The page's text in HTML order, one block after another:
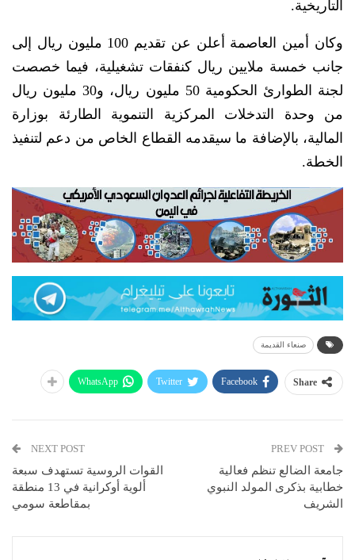
التاريخية.
وكان أمين العاصمة أعلن عن تقديم 100 مليون ريال إلى
جانب خمسة ملايين ريال كنفقات تشغيلية، فيما خصصت
لجنة الطوارئ الحكومية 50 مليون ريال، و30 مليون ريال
من وحدة التدخلات المركزية التنموية الطارئة بوزارة
المالية، بالإضافة ما سيقدمه القطاع الخاص من دعم لتنفيذ
الخطة.
صنعاء القديمة
Share
Facebook
Twitter
WhatsApp
جامعة الضالع تنظم فعالية
خطابية بذكرى المولد النبوي
الشريف
NEXT POST
القوات الروسية تستهدف سبعة
ألوية أوكرانية في 13 منطقة
بمقاطعة سومي